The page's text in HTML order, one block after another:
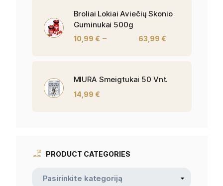
Broliai Lokiai Aviečių Skonio
Guminukai 500g
10,99 € – 63,99 €
MIURA Smeigtukai 50 Vnt.
14,99 €
PRODUCT CATEGORIES